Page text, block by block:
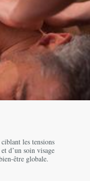
les tensions
dʼun soin visage
être globale.